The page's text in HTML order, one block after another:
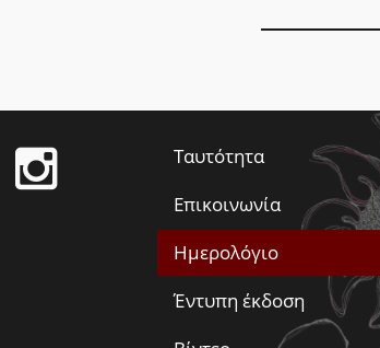
Ταυτότητα
Επικοινωνία
Ημερολόγιο
Έντυπη έκδοση